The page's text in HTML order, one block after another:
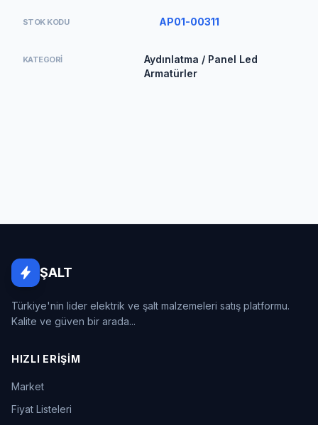
STOK KODU AP01-00311
KATEGORI
Aydınlatma / Panel Led
Armatürler
ŞALT
Türkiye'nin lider elektrik ve şalt malzemeleri satış platformu.
Kalite ve güven bir arada...
HIZLI ERIŞIM
Market
Fiyat Listeleri